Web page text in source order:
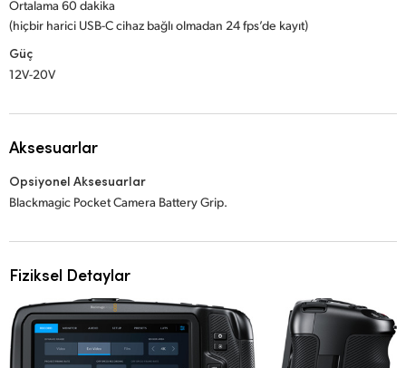
Ortalama 60 dakika
(hiçbir harici USB-C cihaz bağlı olmadan 24 fps’de kayıt)
Güç
12V-20V
Aksesuarlar
Opsiyonel Aksesuarlar
Blackmagic Pocket Camera Battery Grip.
Fiziksel Detaylar